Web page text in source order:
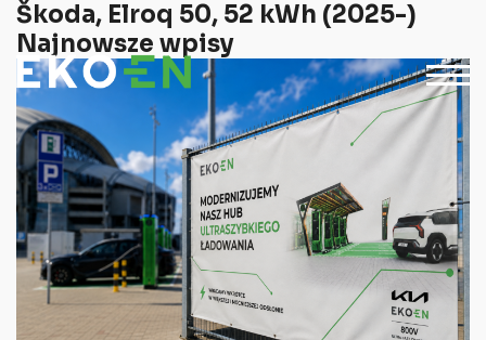
Škoda, Elroq 50, 52 kWh (2025-)
Najnowsze wpisy